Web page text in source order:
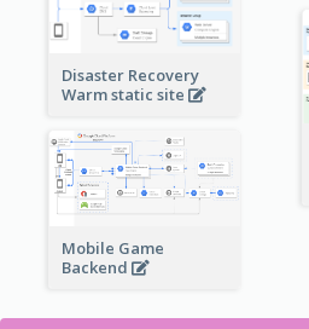
Disaster Recovery
Warm static site
Mobile Game
Backend